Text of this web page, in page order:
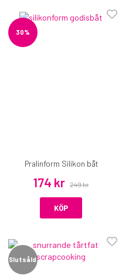
30%
Pralinform Silikon båt
174 kr 249 kr
KÖP
Slutsåld